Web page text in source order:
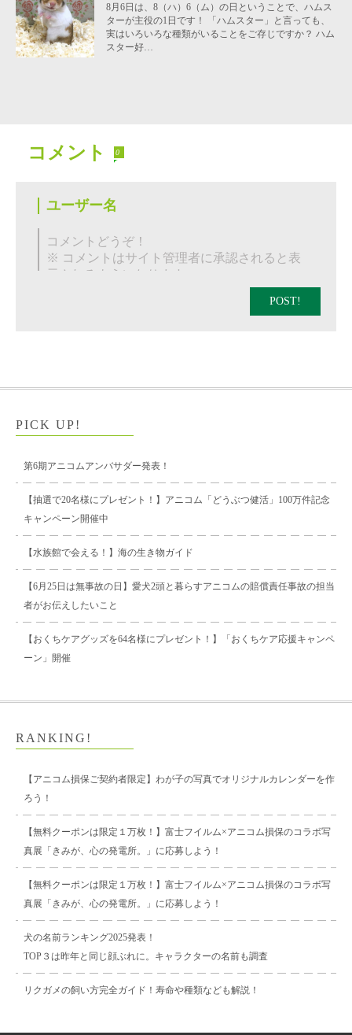
8月6日は、8（ハ）6（ム）の日ということで、ハムス
ターが主役の1日です！ 「ハムスター」と言っても、
実はいろいろな種類がいることをご存じですか？ ハム
スター好…
コメント 0
POST!
PICK UP!
第6期アニコムアンバサダー発表！
【抽選で20名様にプレゼント！】アニコム「どうぶつ健活」100万件記念
キャンペーン開催中
【水族館で会える！】海の生き物ガイド
【6月25日は無事故の日】愛犬2頭と暮らすアニコムの賠償責任事故の担当
者がお伝えしたいこと
【おくちケアグッズを64名様にプレゼント！】「おくちケア応援キャンペ
ーン」開催
RANKING!
【アニコム損保ご契約者限定】わが子の写真でオリジナルカレンダーを作
ろう！
【無料クーポンは限定１万枚！】富士フイルム×アニコム損保のコラボ写
真展「きみが、心の発電所。」に応募しよう！
【無料クーポンは限定１万枚！】富士フイルム×アニコム損保のコラボ写
真展「きみが、心の発電所。」に応募しよう！
犬の名前ランキング2025発表！
TOP３は昨年と同じ顔ぶれに。キャラクターの名前も調査
リクガメの飼い方完全ガイド！寿命や種類なども解説！